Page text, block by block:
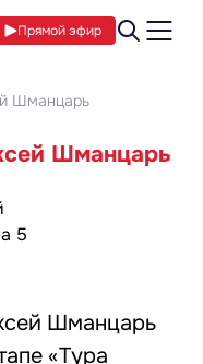
Прямой эфир
Шманцарь
Шманцарь
Шманцарь
«Тура